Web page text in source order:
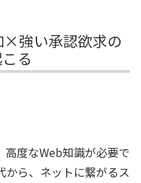
×強い承認欲求の
る
度なWeb知識が必要で
から、ネットに繋がるス